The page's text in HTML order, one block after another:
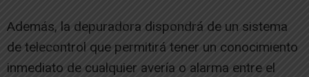
Además, la depuradora dispondrá de un sistema
de telecontrol que permitirá tener un conocimiento
inmediato de cualquier avería o alarma entre el